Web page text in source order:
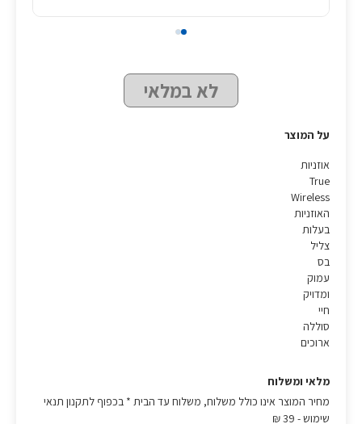
לא במלאי
על המוצר
אוזניות
True
Wireless
האוזניות
בעלות
צליל
בס
עמוק
ומדויק
חיי
סוללה
ארוכים
מלאי ומשלוח
מחיר המוצר אינו כולל משלוח, משלוח עד הבית * בכפוף לתקנון תנאי
שימוש- 39 ₪